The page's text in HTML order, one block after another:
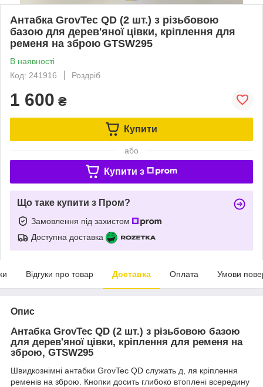
Антабка GrovTec QD (2 шт.) з різьбовою
базою для дерев'яної цівки, кріплення для
ременя на зброю GTSW295
В наявності
Код: 241916
Роздріб
1 600 ₴
Купити
або
Купити з
Що таке купити з Пром?
Замовлення під захистом
Доступна доставка
Відгуки про товар Доставка Оплата Умови
Опис
Антабка GrovTec QD (2 шт.) з різьбовою базою
для дерев'яної цівки, кріплення для ременя на
зброю, GTSW295
Швидкознімні антабки GrovTec QD служать д, ля кріплення
ременів на зброю. Кнопки досить глибоко втоплені всередину